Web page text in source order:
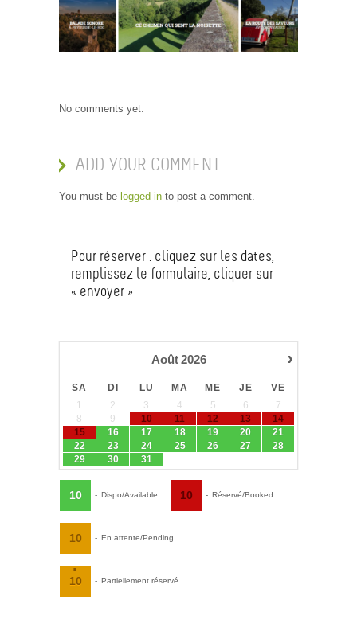
No comments yet.
ADD YOUR COMMENT
You must be logged in to post a comment.
Pour réserver : cliquez sur les dates,
remplissez le formulaire, cliquer sur
« envoyer »
›
Août 2026
SA DI LU MA ME JE
VE
1
2 3 4 5 6
7
8
9 10 11 12 13
14
15
16 17 18 19 20
21
22
23 24 25 26 27
28
29
30 31
10 - Dispo/Available 10 - Réservé/Booked
10 - En attente/Pending
·
10 - Partiellement réservé